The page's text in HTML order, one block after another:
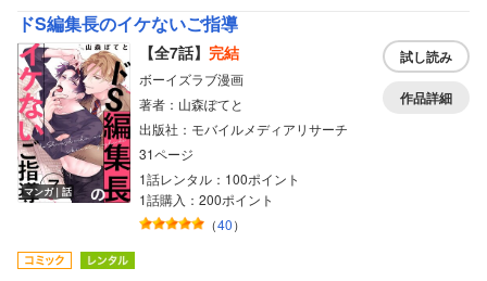
ドS編集長のイケないご指導
マンガ｜話
【全7話】 完結
ボーイズラブ漫画
著者：山森ぽてと
出版社：モバイルメディアリサーチ
31ページ
1話レンタル：100ポイント
1話購入：200ポイント
（40）
試し読み
作品詳細